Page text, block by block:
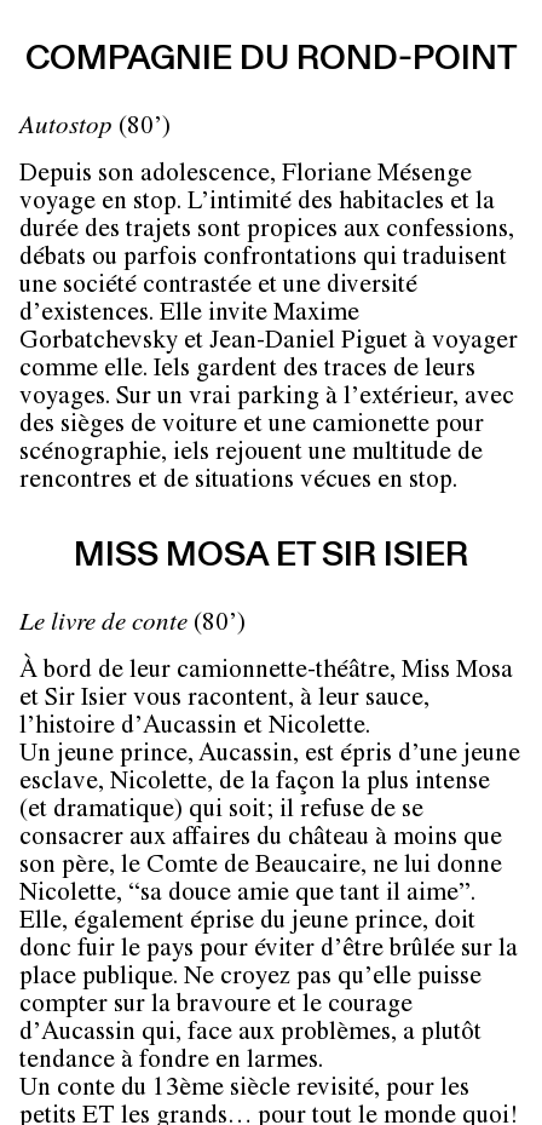
COMPAGNIE DU ROND-POINT
Autostop (80’)
Depuis son adolescence, Floriane Mésenge
voyage en stop. L’intimité des habitacles et la
durée des trajets sont propices aux confessions,
débats ou parfois confrontations qui traduisent
une société contrastée et une diversité
d’existences. Elle invite Maxime
Gorbatchevsky et Jean-Daniel Piguet à voyager
comme elle. Iels gardent des traces de leurs
voyages. Sur un vrai parking à l’extérieur, avec
des sièges de voiture et une camionette pour
scénographie, iels rejouent une multitude de
rencontres et de situations vécues en stop.
MISS MOSA ET SIR ISIER
Le livre de conte (80’)
À bord de leur camionnette-théâtre, Miss Mosa
et Sir Isier vous racontent, à leur sauce,
l’histoire d’Aucassin et Nicolette.
Un jeune prince, Aucassin, est épris d’une jeune
esclave, Nicolette, de la façon la plus intense
(et dramatique) qui soit; il refuse de se
consacrer aux affaires du château à moins que
son père, le Comte de Beaucaire, ne lui donne
Nicolette, “sa douce amie que tant il aime”.
Elle, également éprise du jeune prince, doit
donc fuir le pays pour éviter d’être brûlée sur la
place publique. Ne croyez pas qu’elle puisse
compter sur la bravoure et le courage
d’Aucassin qui, face aux problèmes, a plutôt
tendance à fondre en larmes.
Un conte du 13ème siècle revisité, pour les
petits ET les grands… pour tout le monde quoi!